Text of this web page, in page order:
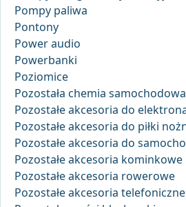
Pompy paliwa
Pontony
Power audio
Powerbanki
Poziomice
Pozostała chemia samochodowa
Pozostałe akcesoria do
Pozostałe akcesoria do piłki
Pozostałe akcesoria do
Pozostałe akcesoria kominkowe
Pozostałe akcesoria rowerowe
Pozostałe akcesoria telefoniczne